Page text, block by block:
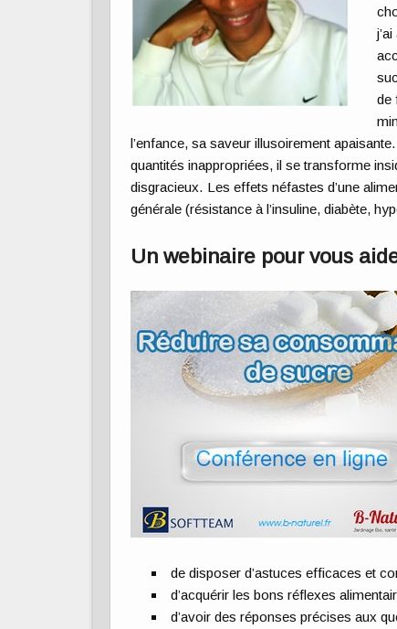
de
l’enfance, sa saveur illusoirement
quantités inappropriées, il se transforme
disgracieux. Les effets néfastes d’une
générale (résistance à l’insuline, diabète,
Un webinaire pour vous
de disposer d’astuces efficaces et
d’acquérir les bons réflexes
d’avoir des réponses précises aux